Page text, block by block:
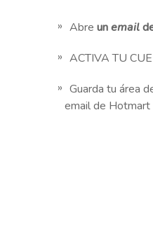
Abre unemail
ACTIVA TU
Guarda tu área
email de Hotmart